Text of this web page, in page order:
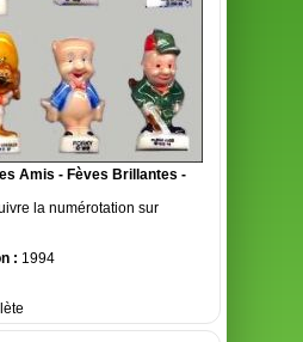
Amis - Fèves Brillantes -
la numérotation sur
: 1994